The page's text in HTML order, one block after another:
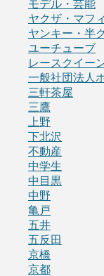
モデル・芸能
ヤクザ・マフ
ヤンキー・半
ユーチューブ
レースクイー
一般社団法人
三軒茶屋
三鷹
上野
下北沢
不動産
中学生
中目黒
中野
亀戸
五井
五反田
京橋
京都